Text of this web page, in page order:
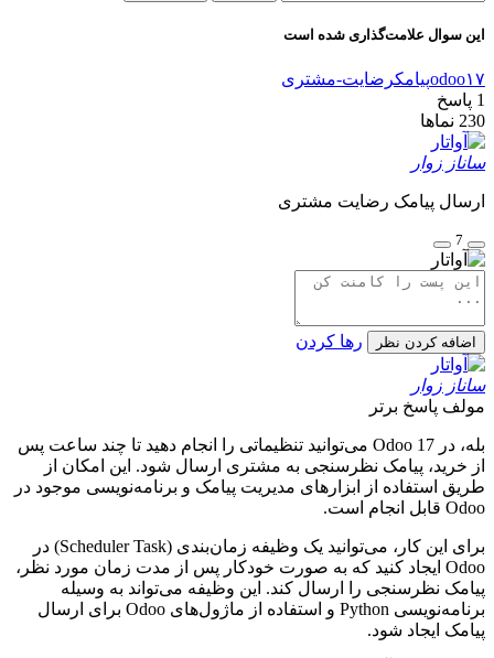
این سوال علامت‌گذاری شده است
odoo۱۷پیامکرضایت-مشتری
1 پاسخ
230 نماها
ساناز زوار
ارسال پیامک رضایت مشتری
7
اضافه کردن نظر رها کردن
ساناز زوار
مولف پاسخ برتر
بله، در Odoo 17 می‌توانید تنظیماتی را انجام دهید تا چند ساعت پس
از خرید، پیامک نظرسنجی به مشتری ارسال شود. این امکان از
طریق استفاده از ابزارهای مدیریت پیامک و برنامه‌نویسی موجود در
Odoo قابل انجام است.
برای این کار، می‌توانید یک وظیفه زمان‌بندی (Scheduler Task) در
Odoo ایجاد کنید که به صورت خودکار پس از مدت زمان مورد نظر،
پیامک نظرسنجی را ارسال کند. این وظیفه می‌تواند به وسیله
برنامه‌نویسی Python و استفاده از ماژول‌های Odoo برای ارسال
پیامک ایجاد شود.